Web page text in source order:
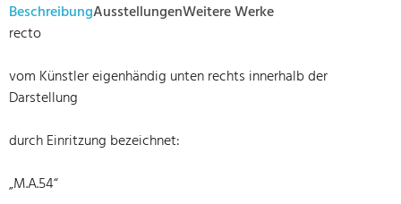
BeschreibungAusstellungenWeitere Werke
recto
vom Künstler eigenhändig unten rechts innerhalb der
Darstellung
durch Einritzung bezeichnet:
„M.A.54“